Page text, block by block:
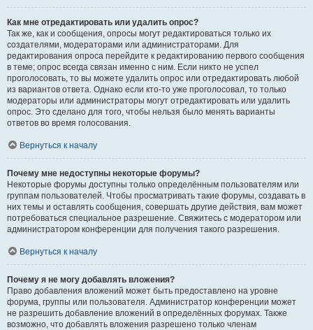
Как мне отредактировать или удалить опрос?
Так же, как и сообщения, опросы могут редактироваться только их
создателями, модераторами или администраторами. Для
редактирования опроса перейдите к редактированию первого сообщения
в теме; опрос всегда связан именно с ним. Если никто не успел
проголосовать, то вы можете удалить опрос или отредактировать любой
из вариантов ответа. Однако если кто-то уже проголосовал, то только
модераторы или администраторы могут отредактировать или удалить
опрос. Это сделано для того, чтобы нельзя было менять варианты
ответов во время голосования.
Вернуться к началу
Почему мне недоступны некоторые форумы?
Некоторые форумы доступны только определённым пользователям или
группам пользователей. Чтобы просматривать такие форумы, создавать в
них темы и оставлять сообщения, совершать другие действия, вам может
потребоваться специальное разрешение. Свяжитесь с модератором или
администратором конференции для получения такого разрешения.
Вернуться к началу
Почему я не могу добавлять вложения?
Право добавления вложений может быть предоставлено на уровне
форума, группы или пользователя. Администратор конференции может
не разрешить добавление вложений в определённых форумах. Также
возможно, что добавлять вложения разрешено только членам